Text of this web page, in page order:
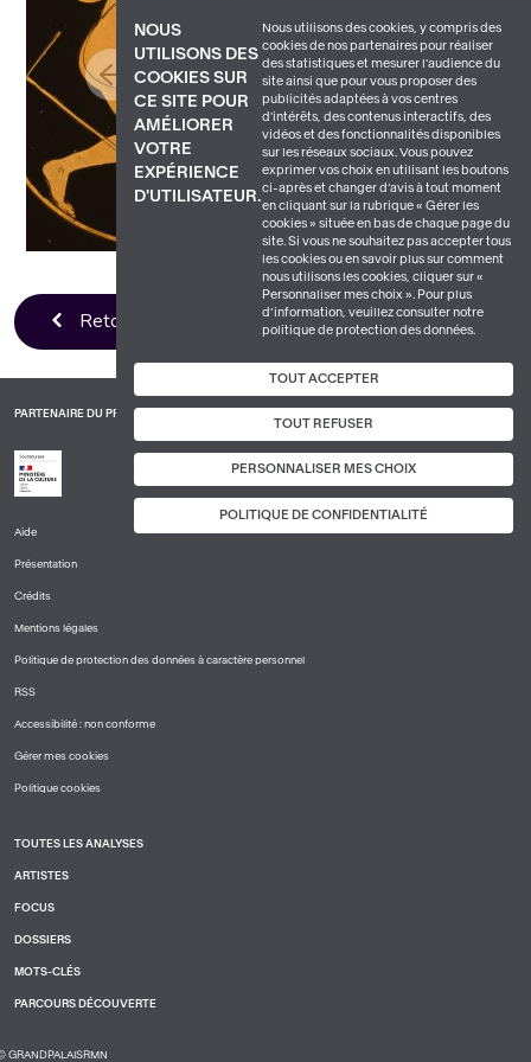
NOUS
UTILISONS DES
COOKIES SUR
CE SITE POUR
AMÉLIORER
VOTRE
EXPÉRIENCE
D'UTILISATEUR.
Nous utilisons des cookies, y compris des
cookies de nos partenaires pour réaliser
des statistiques et mesurer l'audience du
site ainsi que pour vous proposer des
publicités adaptées à vos centres
d'intérêts, des contenus interactifs, des
vidéos et des fonctionnalités disponibles
sur les réseaux sociaux. Vous pouvez
exprimer vos choix en utilisant les boutons
ci-après et changer d’avis à tout moment
en cliquant sur la rubrique « Gérer les
cookies » située en bas de chaque page du
site. Si vous ne souhaitez pas accepter tous
les cookies ou en savoir plus sur comment
nous utilisons les cookies, cliquer sur «
Personnaliser mes choix ». Pour plus
d’information, veuillez consulter notre
politique de protection des données.
TOUT ACCEPTER
TOUT REFUSER
PERSONNALISER MES CHOIX
POLITIQUE DE CONFIDENTIALITÉ
Retour à la liste
PARTENAIRE DU PROJET
DE
PAGE
1
Aide
Présentation
Crédits
Mentions légales
Politique de protection des données à caractère personnel
RSS
Accessibilité : non conforme
Gérer mes cookies
Politique cookies
DE
PAGE
2
TOUTES LES ANALYSES
ARTISTES
FOCUS
DOSSIERS
MOTS-CLÉS
PARCOURS DÉCOUVERTE
GRANDPALAISRMN